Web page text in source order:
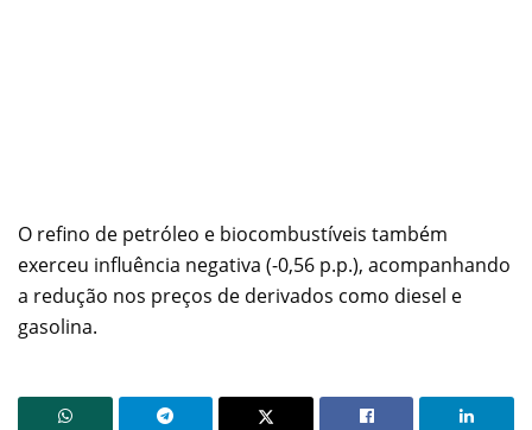
O refino de petróleo e biocombustíveis também
exerceu influência negativa (-0,56 p.p.), acompanhando
a redução nos preços de derivados como diesel e
gasolina.